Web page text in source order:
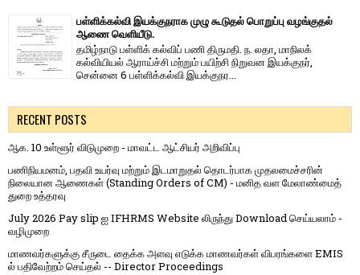
பள்ளிக்கல்வி இயக்குநராக முழு கூடுதல் பொறுப்பு வழங்குதல்
ஆணை வெளியீடு.
தமிழ்நாடு பள்ளிக் கல்விப் பணி திருமதி. ந. லதா, மாநிலக்
கல்வியியல் ஆராய்ச்சி மற்றும் பயிற்சி நிறுவன இயக்குநர்,
சென்னை 6 பள்ளிக்கல்வி இயக்குநர...
RECENT POSTS
ஆக. 10 உள்ளூர் விடுமுறை - மாவட்ட ஆட்சியர் அறிவிப்பு
பணிநியமனம், பதவி உயர்வு மற்றும் இடமாறுதல் தொடர்பாக முதலமைச்சரின்
நிலையான ஆணைகள் (Standing Orders of CM) - மனித வள மேலாண்மைத்
துறை உத்தரவு
July 2026 Pay slip ஐ IFHRMS Website லிருந்து Download செய்யலாம் -
வழிமுறை
மாணவர்களுக்கு சீருடை தைக்க அளவு எடுக்க மாணவர்கள் விபரங்களை EMIS
ல் பதிவேற்றம் செய்தல் -- Director Proceedings